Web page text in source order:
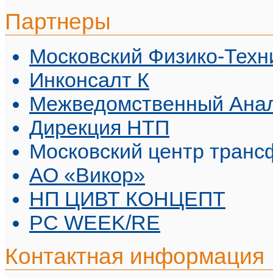
Партнеры
Московский Физико-
Инконсалт К
Межведомственный
Дирекция НТП
Московский центр
АО «Викор»
НП ЦИВТ КОНЦЕПТ
PC WEEK/RE
Контактная информация